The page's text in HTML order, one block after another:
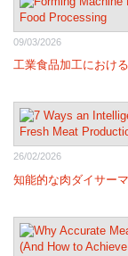
09/03/2026
工業食品加工におけ
26/02/2026
知能的な肉ダイサー